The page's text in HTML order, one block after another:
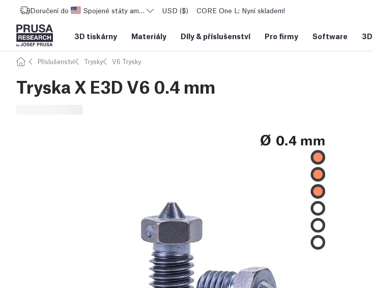
Doručení do Spojené státy americké USD ($) CORE One L: Nyní skladem!
3D tiskárny Materiály Díly & příslušenství Pro firmy Software
Příslušenství Trysky V6 Trysky
Tryska X E3D V6 0.4 mm